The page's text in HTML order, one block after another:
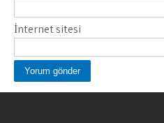
İnternet sitesi